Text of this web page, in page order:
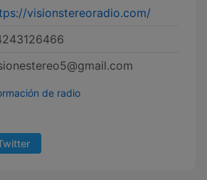
visionstereoradio.com/
de radio